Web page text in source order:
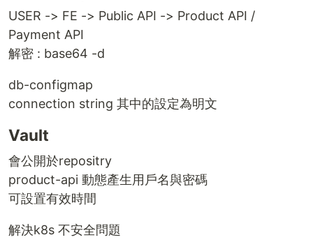
USER -> FE -> Public API -> Product API /
Payment API
解密 : base64 -d
db-configmap
connection string 其中的設定為明文
Vault
會公開於repositry
product-api 動態產生用戶名與密碼
可設置有效時間
解決k8s 不安全問題